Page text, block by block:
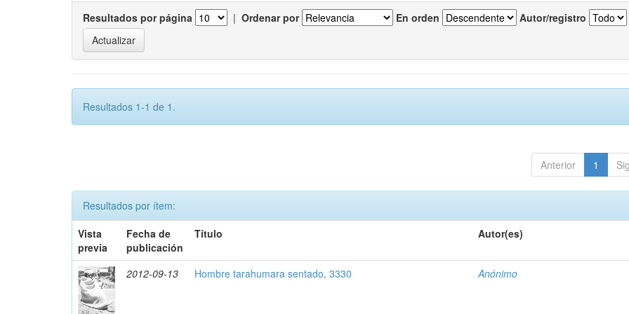
Resultados por página | Ordenar por En orden Autor/registro
Resultados 1-1 de 1.
Anterior 1
Resultados por ítem:
Vista
previa
Fecha de
publicación
Título Autor(es)
2012-09-13 Hombre tarahumara sentado, 3330 Anónimo